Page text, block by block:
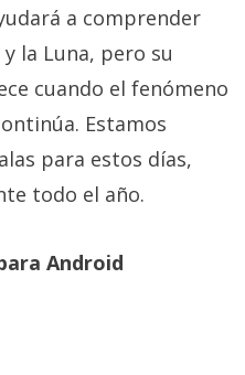
a comprender
la Luna, pero su
cuando el fenómeno
Estamos
para estos días,
todo el año.
Android